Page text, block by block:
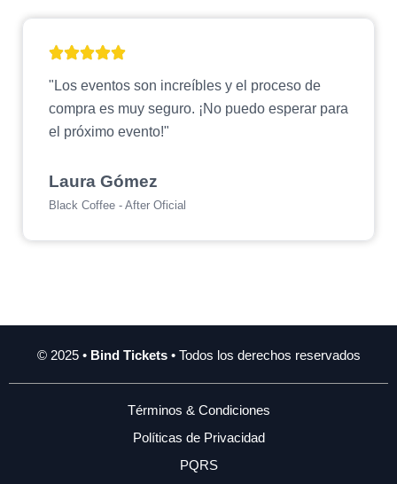
"Los eventos son increíbles y el proceso de
compra es muy seguro. ¡No puedo esperar para
el próximo evento!"
Laura Gómez
Black Coffee - After Oficial
© 2025 • Bind Tickets• Todos los derechos reservados
Términos & Condiciones
Políticas de Privacidad
PQRS